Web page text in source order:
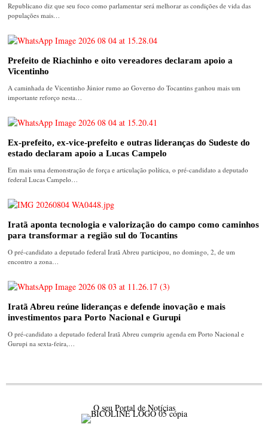
Republicano diz que seu foco como parlamentar será melhorar as condições de vida das
populações mais…
Prefeito de Riachinho e oito vereadores declaram apoio a
Vicentinho
A caminhada de Vicentinho Júnior rumo ao Governo do Tocantins ganhou mais um
importante reforço nesta…
Ex-prefeito, ex-vice-prefeito e outras lideranças do Sudeste do
estado declaram apoio a Lucas Campelo
Em mais uma demonstração de força e articulação política, o pré-candidato a deputado
federal Lucas Campelo…
Iratã aponta tecnologia e valorização do campo como caminhos
para transformar a região sul do Tocantins
O pré-candidato a deputado federal Iratã Abreu participou, no domingo, 2, de um
encontro a zona…
Iratã Abreu reúne lideranças e defende inovação e mais
investimentos para Porto Nacional e Gurupi
O pré-candidato a deputado federal Iratã Abreu cumpriu agenda em Porto Nacional e
Gurupi na sexta-feira,…
O seu Portal de Notícias